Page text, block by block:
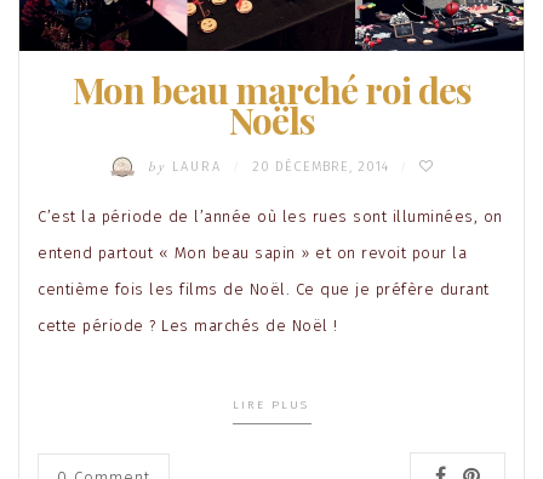
Mon beau marché roi des
Noëls
by LAURA 20 DÉCEMBRE, 2014
C’est la période de l’année où les rues sont illuminées, on
entend partout « Mon beau sapin » et on revoit pour la
centième fois les films de Noël. Ce que je préfère durant
cette période ? Les marchés de Noël !
LIRE PLUS